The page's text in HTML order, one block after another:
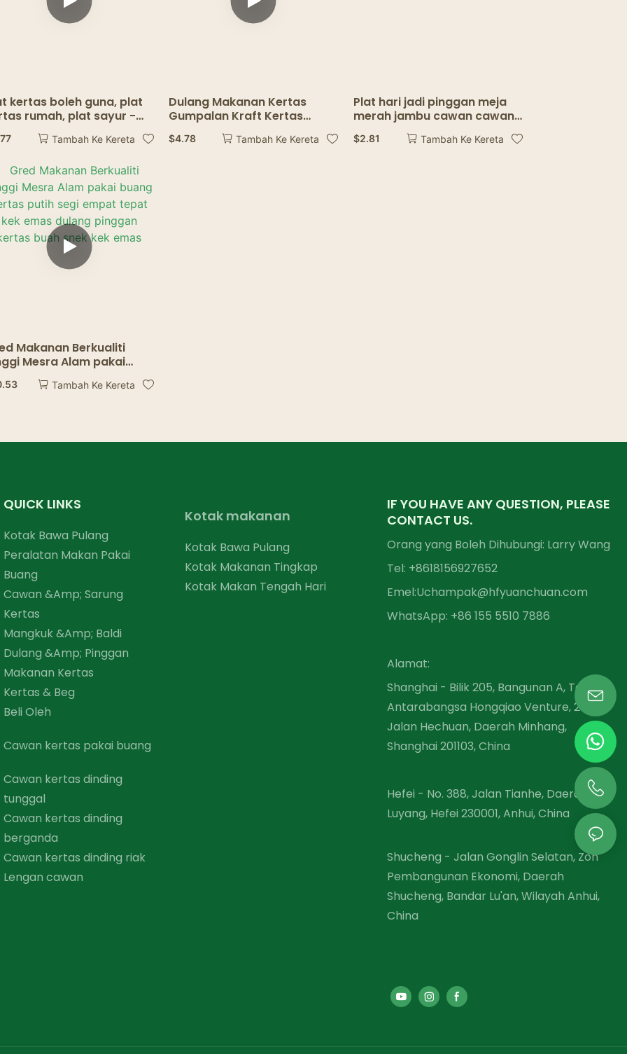
kertas boleh guna, plat
rumah, plat sayur -
plat kek kertas
kayu, plat kertas
Tambah Ke Kereta
Dulang Makanan Kertas
Gumpalan Kraft Kertas
Makanan Berkhidmat Dulang
Bulk Brown Untuk Nachos
$4.78 Tambah Ke Kereta
Plat hari jadi pinggan meja
merah jambu cawan cawan
peralatan makan malam
gugus
$2.81 Tambah Ke Kereta
Makanan Berkualiti
Mesra Alam pakai
kertas putih segi
tepat kek emas
Tambah Ke Kereta
QUICK LINKS
Kotak Bawa Pulang
Peralatan Makan Pakai
Buang
Cawan &amp; Sarung
Kertas
Mangkuk &amp; Baldi
Dulang &amp; Pinggan
Makanan Kertas
Kertas & Beg
Beli Oleh
Cawan kertas pakai buang
Cawan kertas dinding
tunggal
Cawan kertas dinding
berganda
Cawan kertas dinding riak
Lengan cawan
Kotak makanan
Kotak Bawa Pulang
Kotak Makanan Tingkap
Kotak Makan Tengah Hari
IF YOU HAVE ANY QUESTION, PLEASE
CONTACT US.
Orang yang Boleh Dihubungi: Larry Wang
Tel: +8618156927652
Emel:Uchampak@hfyuanchuan.com
WhatsApp: +86 155 5510 7886
Alamat:
Shanghai - Bilik 205, Bangunan A, Taman
Antarabangsa Hongqiao Venture, 2679
Jalan Hechuan, Daerah Minhang,
Shanghai 201103, China
Hefei - No. 388, Jalan Tianhe, Daerah
Luyang, Hefei 230001, Anhui, China
Shucheng - Jalan Gonglin Selatan, Zon
Pembangunan Ekonomi, Daerah
Shucheng, Bandar Lu'an, Wilayah Anhui,
China